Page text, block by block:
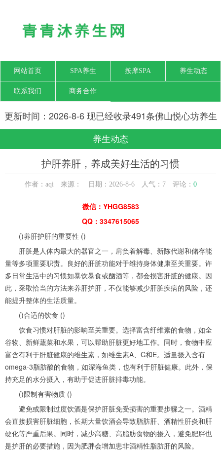
网站首页 SPA养生 按摩SPA 养生动态
联系我们 商务合作
更新时间：2026-8-6 现已经收录491条佛山悦心坊养生
网信息
养生动态
护肝养肝，养成美好生活的习惯
作者：aqi 来源： 日期：2026-8-6 人气： 7评论： 0
微信：YHGG8583
QQ：3347615065
()养肝护肝的重要性 ()
肝脏是人体内最大的器官之一，肩负着解毒、新陈代谢和储存能
量等多项重要职责。良好的肝脏功能对于维持身体健康至关重要。许
多日常生活中的习惯如暴饮暴食或酗酒等，都会损害肝脏的健康。因
此，采取恰当的方法来养肝护肝，不仅能够减少肝脏疾病的风险，还
能提升整体的生活质量。
()合适的饮食 ()
饮食习惯对肝脏的影响至关重要。选择富含纤维素的食物，如全
谷物、新鲜蔬菜和水果，可以帮助肝脏更好地工作。同时，食物中应
富含有利于肝脏健康的维生素，如维生素A、C和E。适量摄入含有
omega-3脂肪酸的食物，如深海鱼类，也有利于肝脏健康。此外，保
持充足的水分摄入，有助于促进肝脏排毒功能。
()限制有害物质 ()
避免或限制过度饮酒是保护肝脏免受损害的重要步骤之一。酒精
会直接损害肝脏细胞，长期大量饮酒会导致脂肪肝、酒精性肝炎和肝
硬化等严重后果。同时，减少高糖、高脂肪食物的摄入，避免肥胖也
是护肝的必要措施，因为肥胖会增加患非酒精性脂肪肝的风险。